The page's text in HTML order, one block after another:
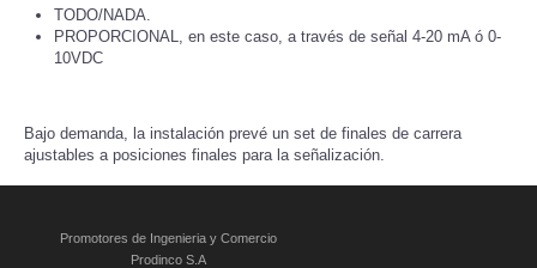
TODO/NADA.
PROPORCIONAL, en este caso, a través de señal 4-20 mA ó 0-
10VDC
Bajo demanda, la instalación prevé un set de finales de carrera
ajustables a posiciones finales para la señalización.
Promotores de Ingenieria y Comercio
Prodinco S.A